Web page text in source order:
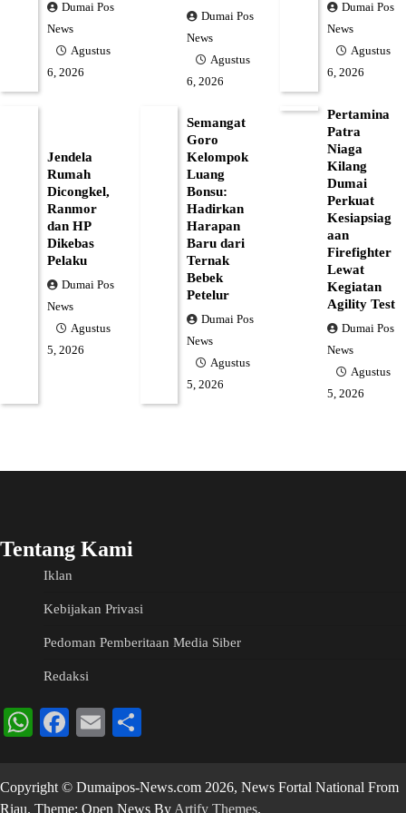
Dumai Pos
News
Agustus
6, 2026
Dumai Pos
News
Agustus
6, 2026
Dumai Pos
News
Agustus
6, 2026
Jendela
Rumah
Dicongkel,
Ranmor
dan HP
Dikebas
Pelaku
Dumai Pos
News
Agustus
5, 2026
Semangat
Goro
Kelompok
Luang
Bonsu:
Hadirkan
Harapan
Baru dari
Ternak
Bebek
Petelur
Dumai Pos
News
Agustus
5, 2026
Pertamina
Patra
Niaga
Kilang
Dumai
Perkuat
Kesiapsiag
aan
Firefighter
Lewat
Kegiatan
Agility Test
Dumai Pos
News
Agustus
5, 2026
Tentang Kami
Iklan
Kebijakan Privasi
Pedoman Pemberitaan Media Siber
Redaksi
WhatsApp
Facebook
Email
Copyright © Dumaipos-News.com 2026, News Fortal National From
Riau. Theme: Open News By Artify Themes.